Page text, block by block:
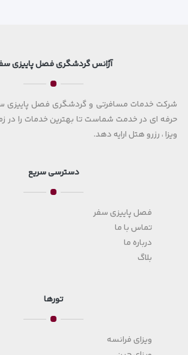
آژانس گردشگری فصل پاییزی
شرکت خدمات مسافرتی و گردشگری فصل پاییزی
حرفه ای در خدمت شماست تا بهترین خدمات را در
ویزا ، رزرو هتل ارایه دهد.
دسترسی سریع
فصل پاییزی سفر
تماس با ما
درباره ما
بلاگ
تورها
ویزای فرانسه